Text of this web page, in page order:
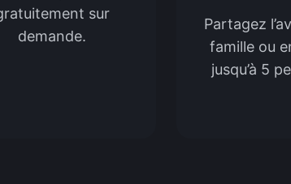
sur
demande.
Partagez
famille ou
jusqu’à 5